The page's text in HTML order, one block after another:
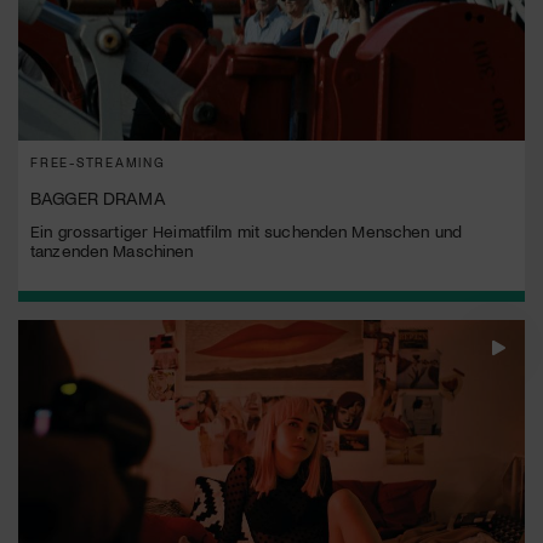
FREE-STREAMING
BAGGER DRAMA
Ein grossartiger Heimatfilm mit suchenden Menschen und
tanzenden Maschinen